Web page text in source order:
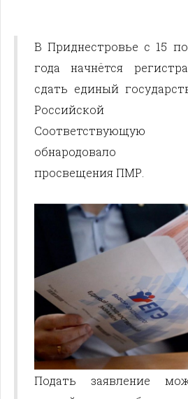
В Приднестровье с 15
года начнётся
сдать единый
Российской
Соответствующую
обнародовало
просвещения ПМР.
Подать заявление